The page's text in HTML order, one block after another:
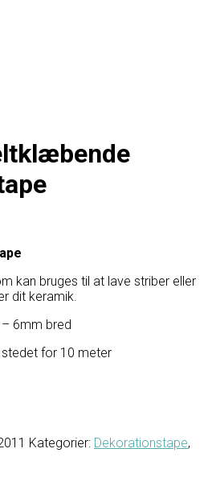
kan bruges til at lave striber eller
dit keramik.
6mm bred
stedet for 10 meter
Kategorier: Dekorationstape,